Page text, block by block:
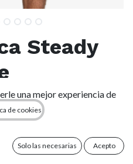
Steady
una mejor experiencia de
de cookies
Solo las necesarias Acepto